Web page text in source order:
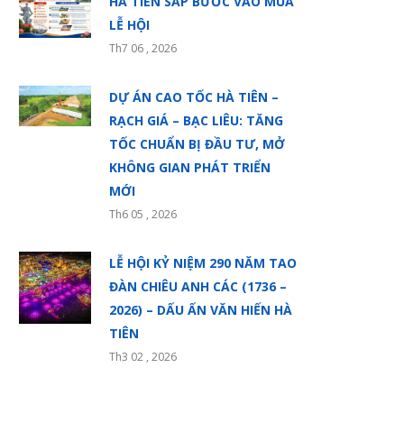
LỄ HỘI
Th7 06 , 2026
DỰ ÁN CAO TỐC HÀ TIÊN –
RẠCH GIÁ – BẠC LIÊU: TĂNG
TỐC CHUẨN BỊ ĐẦU TƯ, MỞ
KHÔNG GIAN PHÁT TRIỂN
MỚI
Th6 05 , 2026
LỄ HỘI KỶ NIỆM 290 NĂM TAO
ĐÀN CHIÊU ANH CÁC (1736 –
2026) – DẤU ẤN VĂN HIẾN HÀ
TIÊN
Th3 02 , 2026